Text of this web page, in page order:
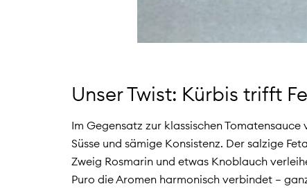
Unser Twist: Kürbis trifft
Im Gegensatz zur klassischen
Süsse und sämige Konsistenz. Der salzige
Zweig Rosmarin und etwas Knoblauch
Puro die Aromen harmonisch verbindet –